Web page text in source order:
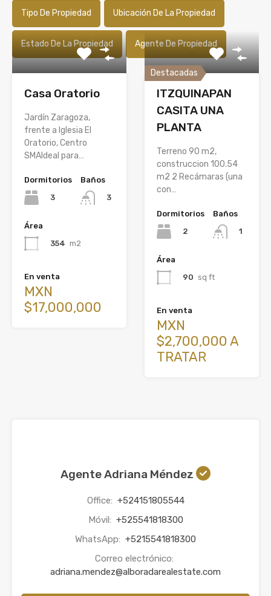
Tipo De Propiedad Ubicación De La Propiedad
Estado De La Propiedad Agente De Propiedad
Casa Oratorio
Jardín Zaragoza,
frente a Iglesia El
Oratorio, Centro
SMAIdeal para…
Dormitorios
3
Baños
3
Área
354 m2
En venta
MXN
$17,000,000
Destacadas
ITZQUINAPAN
CASITA UNA
PLANTA
Terreno 90 m2,
construccion 100.54
m2 2 Recámaras (una
con…
Dormitorios
2
Baños
1
Área
90 sq ft
En venta
MXN
$2,700,000 A
TRATAR
Agente Adriana Méndez
Office: +524151805544
Móvil: +525541818300
WhatsApp: +5215541818300
Correo electrónico:
adriana.mendez@alboradarealestate.com